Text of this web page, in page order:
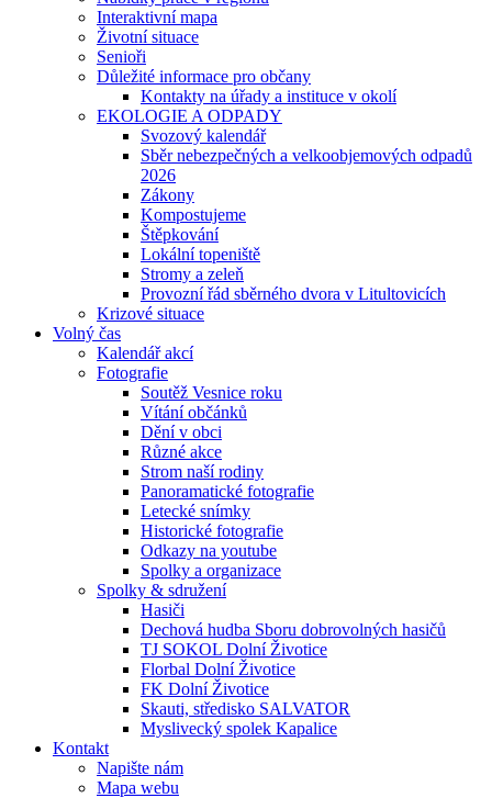
Interaktivní mapa
Životní situace
Senioři
Důležité informace pro občany
Kontakty na úřady a instituce v okolí
EKOLOGIE A ODPADY
Svozový kalendář
Sběr nebezpečných a velkoobjemových odpadů
2026
Zákony
Kompostujeme
Štěpkování
Lokální topeniště
Stromy a zeleň
Provozní řád sběrného dvora v Litultovicích
Krizové situace
Volný čas
Kalendář akcí
Fotografie
Soutěž Vesnice roku
Vítání občánků
Dění v obci
Různé akce
Strom naší rodiny
Panoramatické fotografie
Letecké snímky
Historické fotografie
Odkazy na youtube
Spolky a organizace
Spolky & sdružení
Hasiči
Dechová hudba Sboru dobrovolných hasičů
TJ SOKOL Dolní Životice
Florbal Dolní Životice
FK Dolní Životice
Skauti, středisko SALVATOR
Myslivecký spolek Kapalice
Kontakt
Napište nám
Mapa webu